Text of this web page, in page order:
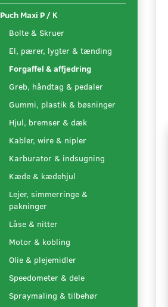
Puch Maxi P / K
Bolte & Skruer
El, pærer, lygter & tænding
Forgaffel & affjedring
Greb, håndtag & pedaler
Gummi, plastik & bøsninger
Hjul, bremser & dæk
Kabler, wire & nipler
Karburator & indsugning
Kæde & kædehjul
Lejer, simmerringe &
pakninger
Låse & nitter
Motor & kobling
Olie & plejemidler
Speedometer & dele
Spraymaling & tilbehør